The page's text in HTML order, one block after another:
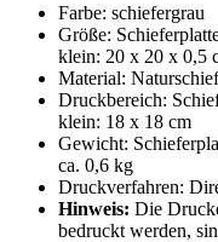
Farbe: schiefergrau
Größe:
klein: 20 x 20 x 0,5
Material:
Druckbereich:
klein: 18 x 18 cm
Gewicht:
ca. 0,6 kg
Druckverfahren:
Hinweis: Die
bedruckt werden,